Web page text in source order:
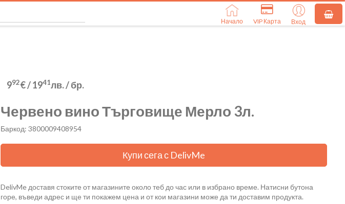
Начало VIP Карта Вход
992€/1941лв./ бр.
Червено вино Търговище Мерло 3л.
Баркод: 3800009408954
Купи сега с DelivMe
DelivMe доставя стоките от магазините около теб до час или в избрано време. Натисни бутона
горе, въведи адрес и ще ти покажем цена и от кои магазини може да ти доставим продукта.